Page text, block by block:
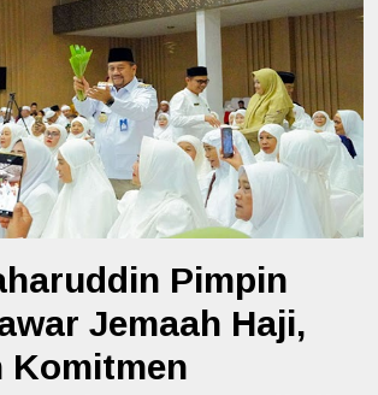
Pimpin
Jemaah Haji,
Komitmen